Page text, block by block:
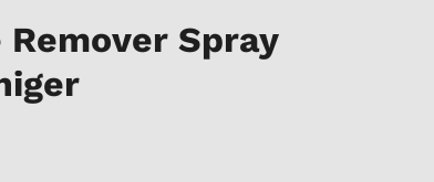
Spray